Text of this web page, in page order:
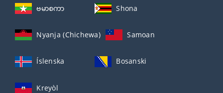
ဗမာစကာ Shona
Nyanja (Chichewa) Samoan
Íslenska Bosanski
Kreyòl